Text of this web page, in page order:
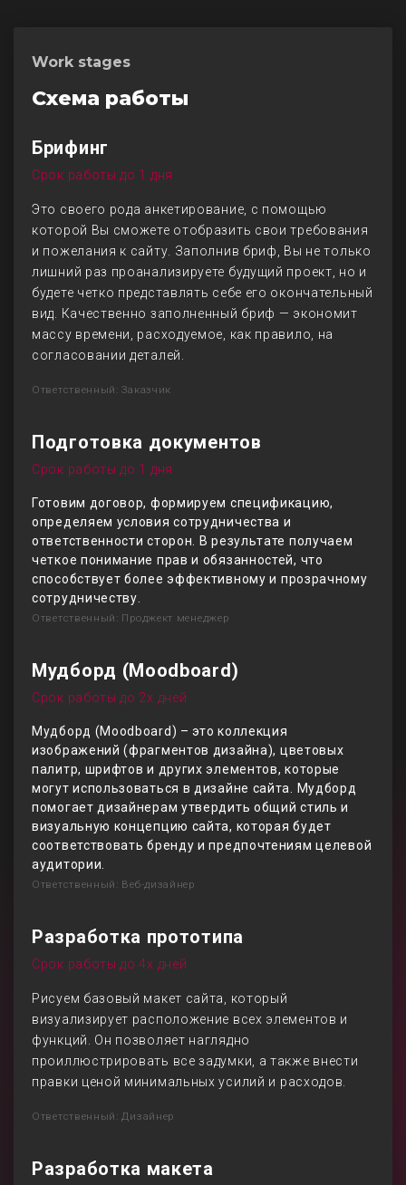
Work stages
Схема работы
Брифинг
Срок работы до 1 дня
Это своего рода анкетирование, с помощью
которой Вы сможете отобразить свои требования
и пожелания к сайту. Заполнив бриф, Вы не только
лишний раз проанализируете будущий проект, но и
будете четко представлять себе его окончательный
вид. Качественно заполненный бриф — экономит
массу времени, расходуемое, как правило, на
согласовании деталей.
Ответственный: Заказчик
Подготовка документов
Срок работы до 1 дня
Готовим договор, формируем спецификацию,
определяем условия сотрудничества и
ответственности сторон. В результате получаем
четкое понимание прав и обязанностей, что
способствует более эффективному и прозрачному
сотрудничеству.
Ответственный: Проджект менеджер
Мудборд (Moodboard)
Срок работы до 2х дней
Мудборд (Moodboard) – это коллекция
изображений (фрагментов дизайна), цветовых
палитр, шрифтов и других элементов, которые
могут использоваться в дизайне сайта. Мудборд
помогает дизайнерам утвердить общий стиль и
визуальную концепцию сайта, которая будет
соответствовать бренду и предпочтениям целевой
аудитории.
Ответственный: Веб-дизайнер
Разработка прототипа
Срок работы до 4х дней
Рисуем базовый макет сайта, который
визуализирует расположение всех элементов и
функций. Он позволяет наглядно
проиллюстрировать все задумки, а также внести
правки ценой минимальных усилий и расходов.
Ответственный: Дизайнер
Разработка макета